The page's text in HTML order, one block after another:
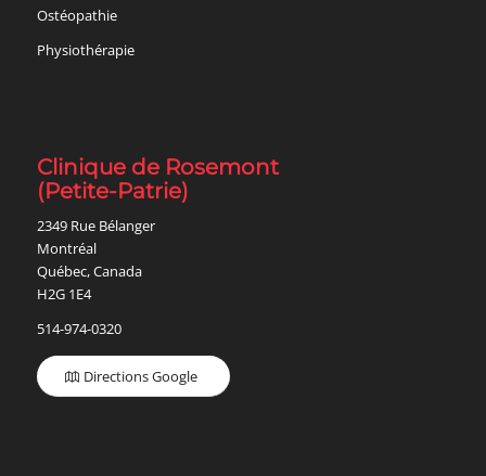
Ostéopathie
Physiothérapie
Clinique de Rosemont
(Petite-Patrie)
2349 Rue Bélanger
Montréal
Québec, Canada
H2G 1E4
514-974-0320
Directions Google